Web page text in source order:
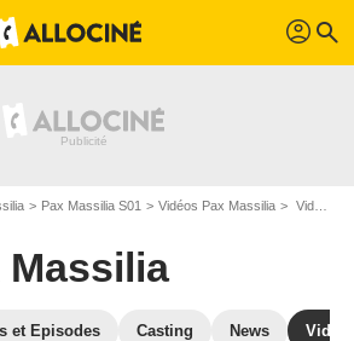
profil search
Pax Massilia S01 Vidéos Pax Massilia Vidéos Pax Massilia S01
Massilia
et Episodes Casting News